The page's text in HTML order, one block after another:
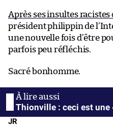
Après ses insultes
président philippin de
une nouvelle fois d’être
parfois peu réfléchis.
Sacré bonhomme.
Thionville : ceci est une
JR